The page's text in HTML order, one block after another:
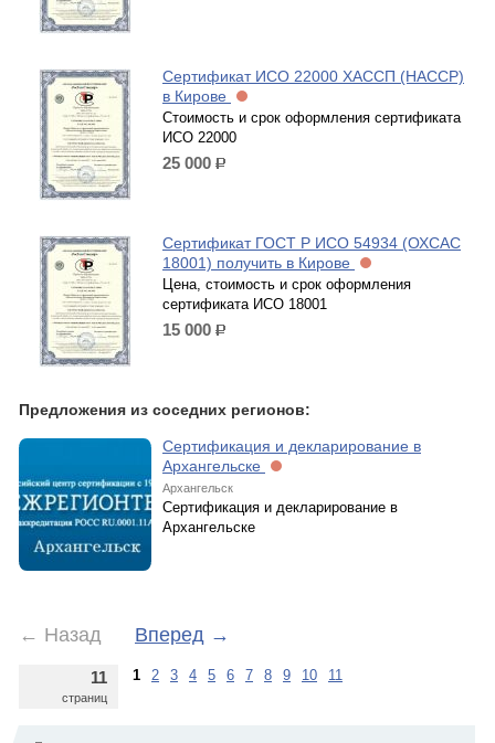
Сертификат ИСО 22000 ХАССП (HACCP)
в Кирове
Стоимость и срок оформления сертификата
ИСО 22000
25 000 р.
Сертификат ГОСТ Р ИСО 54934 (ОХСАС
18001) получить в Кирове
Цена, стоимость и срок оформления
сертификата ИСО 18001
15 000 р.
Предложения из соседних регионов:
Сертификация и декларирование в
Архангельске
Архангельск
Сертификация и декларирование в
Архангельске
← Назад Вперед →
11
страниц
1 2 3 4 5 6 7 8 9 10 11